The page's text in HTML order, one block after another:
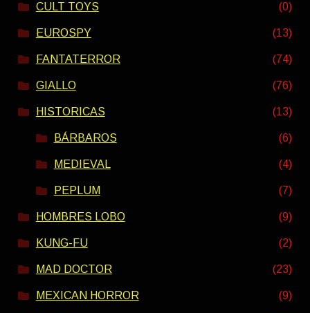
CULT TOYS (0)
EUROSPY (13)
FANTATERROR (74)
GIALLO (76)
HISTORICAS (13)
BÁRBAROS (6)
MEDIEVAL (4)
PEPLUM (7)
HOMBRES LOBO (9)
KUNG-FU (2)
MAD DOCTOR (23)
MEXICAN HORROR (9)